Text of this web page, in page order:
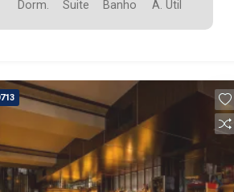
Dorm. Suite Banho A. Útil